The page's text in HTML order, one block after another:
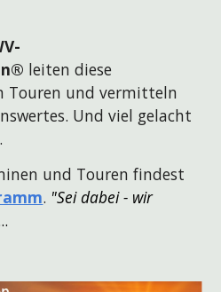
leiten diese
Touren und vermitteln
Und viel gelacht
und Touren findest
. "Sei dabei - wir